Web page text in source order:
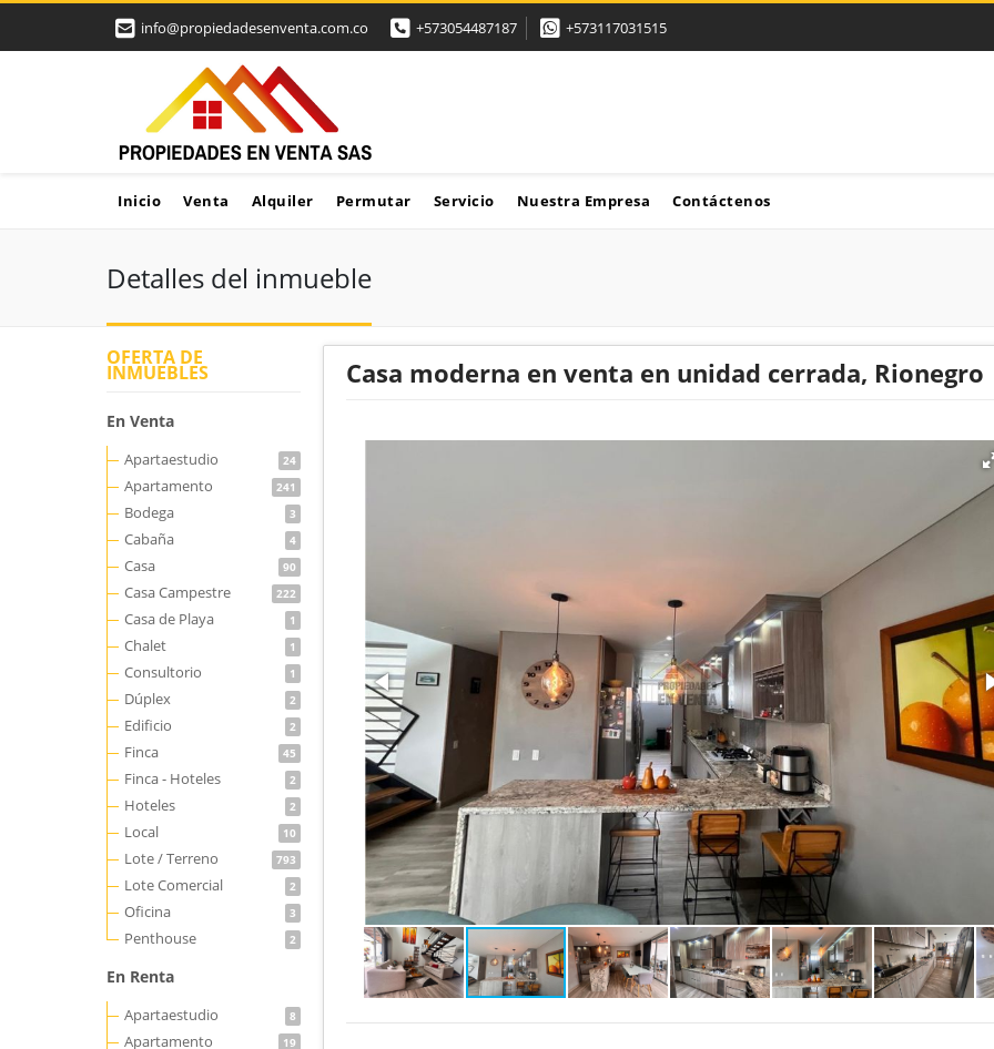
info@propiedadesenventa.com.co +573054487187 +573117031515
Inicio Venta Alquiler Permutar Servicio Nuestra Empresa Contáctenos
Detalles del inmueble
OFERTA DE
INMUEBLES
En Venta
Apartaestudio 24
Apartamento 241
Bodega 3
Cabaña 4
Casa 90
Casa Campestre 222
Casa de Playa 1
Chalet 1
Consultorio 1
Dúplex 2
Edificio 2
Finca 45
Finca - Hoteles 2
Hoteles 2
Local 10
Lote / Terreno 793
Lote Comercial 2
Oficina 3
Penthouse 2
En Renta
Apartaestudio 8
Apartamento 19
Casa moderna en venta en unidad cerrada, Rionegro